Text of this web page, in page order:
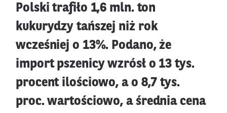
Polski trafiło 1,6 mln. ton
kukurydzy tańszej niż rok
wcześniej o 13%. Podano, że
import pszenicy wzrósł o 13 tys.
procent ilościowo, a o 8,7 tys.
proc. wartościowo, a średnia cena